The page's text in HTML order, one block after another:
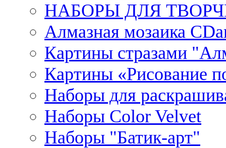
НАБОРЫ ДЛЯ
Алмазная мозаика
Картины стразами
Картины «Рисование
Наборы для
Наборы Сolor Velvet
Наборы "Батик-арт"